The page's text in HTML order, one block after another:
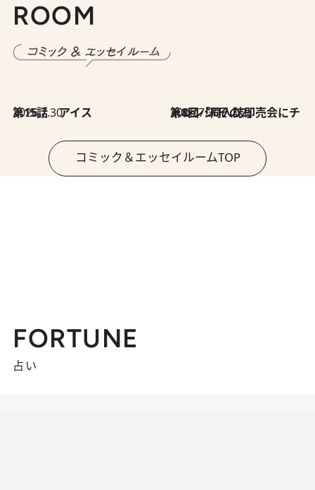
ROOM
2026.7.30
第15話 アイス 2026.7.30
第8回「同人誌即売会にチャレンジ その2」
コミック＆エッセイルームTOP
FORTUNE
占い